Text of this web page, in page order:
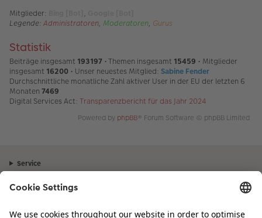
Mitglieder:
,
Legende: Administratoren, Moderatoren, Gurus
Statistik
Beiträge insgesamt 193197 • Themen insgesamt 15459 • Mitglieder
insgesamt 16200 • Unser neuestes Mitglied: Sabine Fender
Durchschnittliche monatliche Zahl aktiver User in der EU der letzten 6
Monaten 7469
Digital Services Act: Transparenzbericht für das Jahr 2024
Powered by phpBB® Forum Software © phpBB Limited
Service